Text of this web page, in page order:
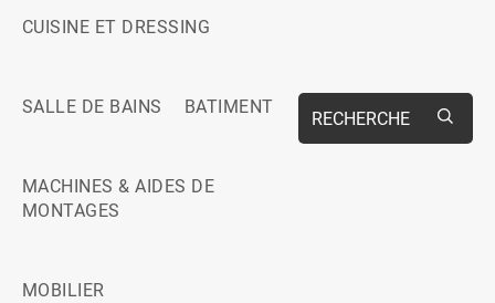
CUISINE ET DRESSING
SALLE DE BAINS BATIMENT
MACHINES & AIDES DE
MONTAGES
MOBILIER
RECHERCHE